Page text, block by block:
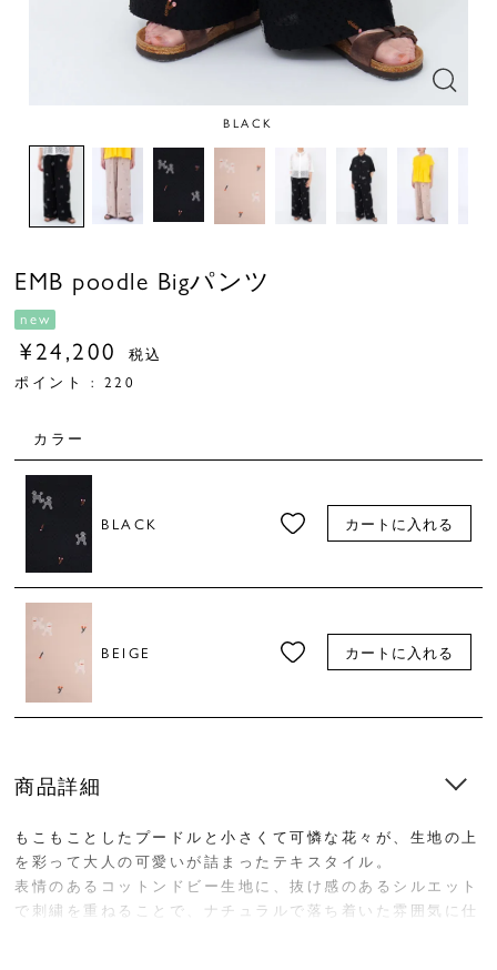
BLACK
EMB poodle Bigパンツ
new
¥24,200
税込
ポイント : 220
カラー
BLACK カートに入れる
BEIGE カートに入れる
商品詳細
もこもことしたプードルと小さくて可憐な花々が、生地の上
を彩って大人の可愛いが詰まったテキスタイル。
表情のあるコットンドビー生地に、抜け感のあるシルエット
で刺繍を重ねることで、ナチュラルで落ち着いた雰囲気に仕